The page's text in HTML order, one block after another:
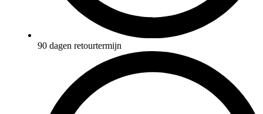
90 dagen retourtermijn